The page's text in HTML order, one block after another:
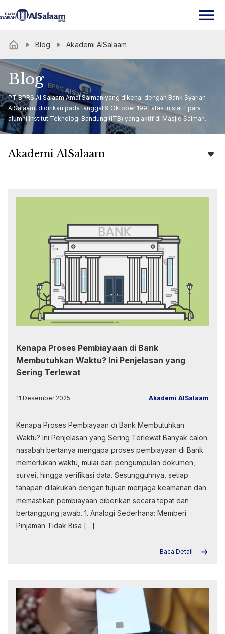
Blog Akademi AlSalaam
Blog
PT BPRS Al Salaam Amal Salman yang dikenal dengan Bank Syariah
AlSalaam, didirikan pada tanggal 9 Oktober 1991 atas inisiatif para
alumni Institut Teknologi Bandung (ITB) yang aktif di Masjid Salman.
Akademi AlSalaam
Kenapa Proses Pembiayaan di Bank
Membutuhkan Waktu? Ini Penjelasan yang
Sering Terlewat
11 Desember 2025 Akademi AlSalaam
Kenapa Proses Pembiayaan di Bank Membutuhkan
Waktu? Ini Penjelasan yang Sering Terlewat Banyak calon
nasabah bertanya mengapa proses pembiayaan di Bank
memerlukan waktu, mulai dari pengumpulan dokumen,
survei, hingga verifikasi data. Sesungguhnya, setiap
tahapan dilakukan dengan tujuan menjaga keamanan dan
memastikan pembiayaan diberikan secara tepat dan
bertanggung jawab. 1. Analogi Sederhana: Memberi
Pinjaman Tidak Bisa […]
Baca Detail